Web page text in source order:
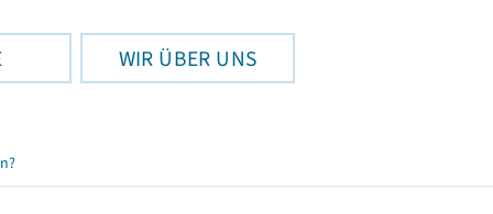
WIR ÜBER UNS